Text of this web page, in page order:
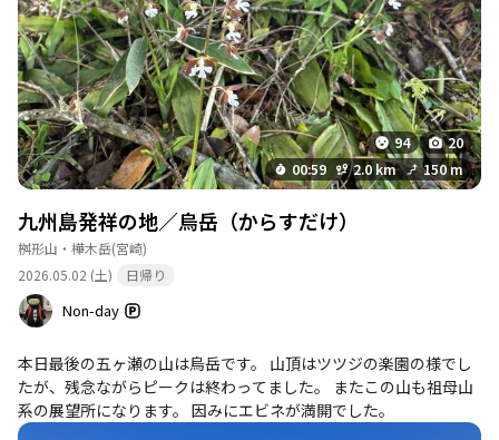
94
20
00:59
2.0 km 150 m
九州島発祥の地／烏岳（からすだけ）
桝形山・樺木岳(宮崎)
2026.05.02 (土)
日帰り
Non-day
本日最後の五ヶ瀬の山は烏岳です。 山頂はツツジの楽園の様でし
たが、残念ながらピークは終わってました。 またこの山も祖母山
系の展望所になります。 因みにエビネが満開でした。